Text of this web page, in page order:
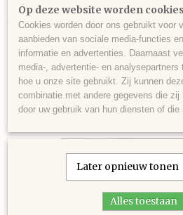
GAL0007
EAN code
409
Galeniet, kleine kristallen, Septemvre
x 2,5 x 2 cm.
Op deze website worden
Cookies worden door ons gebruikt voor
aanbieden van sociale media-functies
informatie en advertenties. Daarnaast
media-, advertentie- en
hoe u onze site gebruikt. Zij kunnen
combinatie met andere gegevens die
door uw gebruik van hun diensten of
Later opnieuw tonen
Alles toestaan